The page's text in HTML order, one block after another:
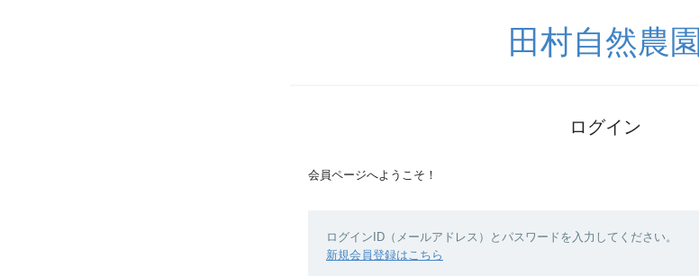
田村自然農園
ログイン
会員ページへようこそ！
ログインID（メールアドレス）とパスワードを入力してください。
新規会員登録はこちら